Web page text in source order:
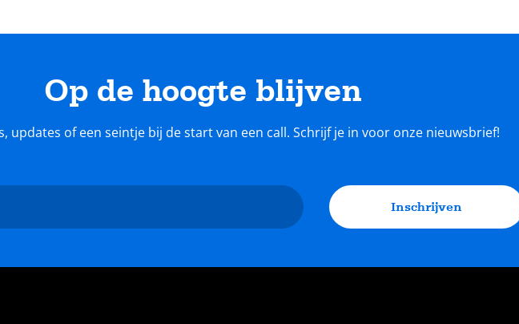
Op de hoogte blijven
updates of een seintje bij de start van een call. Schrijf je in voor onze nieuwsbrief!
Inschrijven